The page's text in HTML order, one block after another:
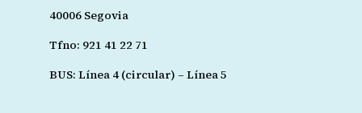
40006 Segovia
Tfno: 921 41 22 71
BUS: Línea 4 (circular) – Línea 5